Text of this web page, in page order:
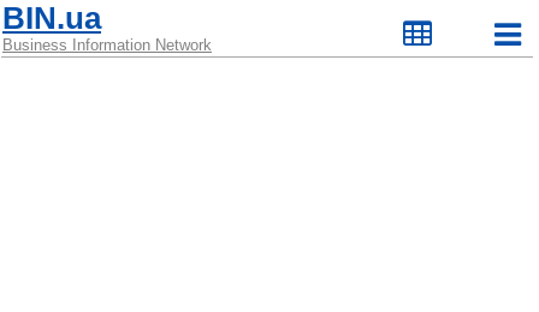
BIN.ua
Business Information Network